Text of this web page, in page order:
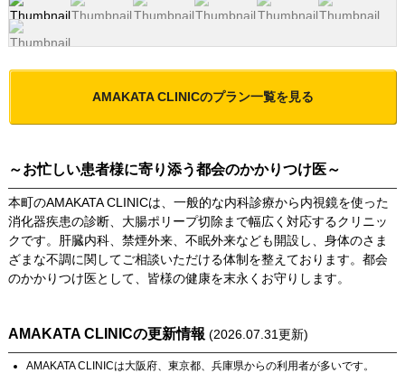
AMAKATA CLINICのプラン一覧を見る
～お忙しい患者様に寄り添う都会のかかりつけ医～
本町のAMAKATA CLINICは、一般的な内科診療から内視鏡を使った
消化器疾患の診断、大腸ポリープ切除まで幅広く対応するクリニッ
クです。肝臓内科、禁煙外来、不眠外来なども開設し、身体のさま
ざまな不調に関してご相談いただける体制を整えております。都会
のかかりつけ医として、皆様の健康を末永くお守りします。
AMAKATA CLINICの更新情報 (2026.07.31更新)
AMAKATA CLINICは大阪府、 東京都、 兵庫県からの利用者が多いです。